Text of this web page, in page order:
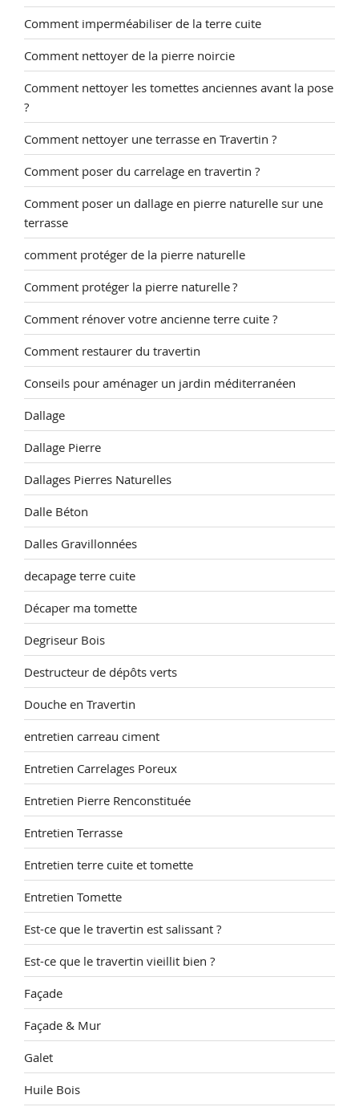
Comment imperméabiliser de la terre cuite
Comment nettoyer de la pierre noircie
Comment nettoyer les tomettes anciennes avant la pose
?
Comment nettoyer une terrasse en Travertin ?
Comment poser du carrelage en travertin ?
Comment poser un dallage en pierre naturelle sur une
terrasse
comment protéger de la pierre naturelle
Comment protéger la pierre naturelle ?
Comment rénover votre ancienne terre cuite ?
Comment restaurer du travertin
Conseils pour aménager un jardin méditerranéen
Dallage
Dallage Pierre
Dallages Pierres Naturelles
Dalle Béton
Dalles Gravillonnées
decapage terre cuite
Décaper ma tomette
Degriseur Bois
Destructeur de dépôts verts
Douche en Travertin
entretien carreau ciment
Entretien Carrelages Poreux
Entretien Pierre Renconstituée
Entretien Terrasse
Entretien terre cuite et tomette
Entretien Tomette
Est-ce que le travertin est salissant ?
Est-ce que le travertin vieillit bien ?
Façade
Façade & Mur
Galet
Huile Bois